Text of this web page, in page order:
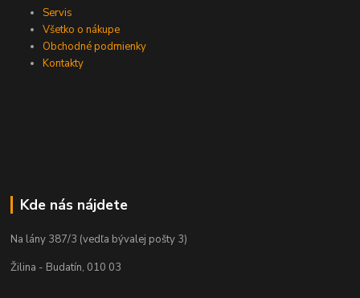
Servis
Všetko o nákupe
Obchodné podmienky
Kontakty
Kde nás nájdete
Na lány 387/3 (vedľa bývalej pošty 3)
Žilina - Budatín, 010 03